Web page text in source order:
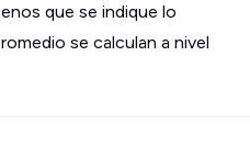
que se indique lo
se calculan a nivel